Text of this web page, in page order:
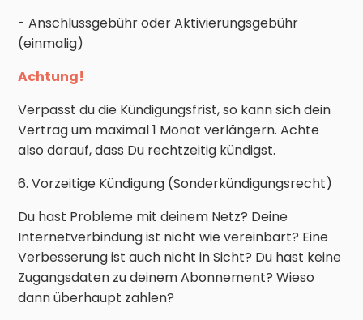
- Anschlussgebühr oder Aktivierungsgebühr
(einmalig)
Achtung!
Verpasst du die Kündigungsfrist, so kann sich dein
Vertrag um maximal 1 Monat verlängern. Achte
also darauf, dass Du rechtzeitig kündigst.
6. Vorzeitige Kündigung (Sonderkündigungsrecht)
Du hast Probleme mit deinem Netz? Deine
Internetverbindung ist nicht wie vereinbart? Eine
Verbesserung ist auch nicht in Sicht? Du hast keine
Zugangsdaten zu deinem Abonnement? Wieso
dann überhaupt zahlen?